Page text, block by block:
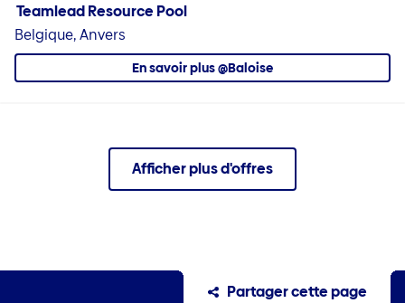
Teamlead Resource Pool
Belgique, Anvers
En savoir plus @Baloise
Afficher plus d'offres
Partager cette page